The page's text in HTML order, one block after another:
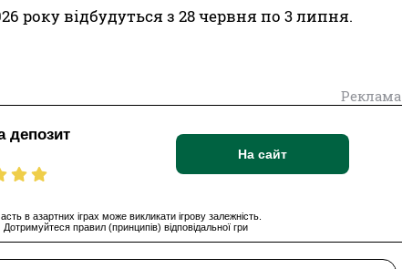
року відбудуться з 28 червня по 3 липня.
Реклама
депозит
На сайт
в азартних іграх може викликати ігрову залежність.
Дотримуйтеся правил (принципів) відповідальної гри